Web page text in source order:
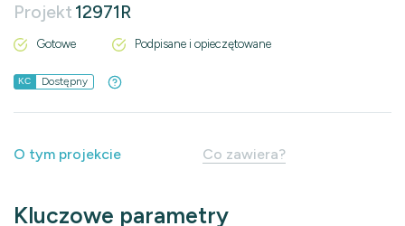
Projekt 12971R
Gotowe Podpisane i opieczętowane
KC Dostępny
O tym projekcie Co zawiera?
Kluczowe parametry